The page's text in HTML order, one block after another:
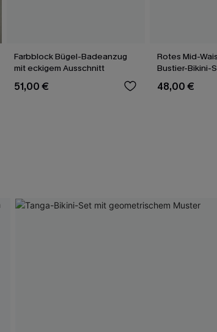
Farbblock Bügel-Badeanzug
mit eckigem Ausschnitt
51,00 €
Rotes Mid-
Bustier-Bikini-
48,00 €